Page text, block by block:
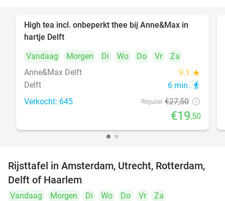
29%
High tea incl. onbeperkt thee bij Anne&Max in
hartje Delft
Vandaag
Morgen Di Wo Do Vr
Za
Anne&Max Delft
9.1 star
Delft 6 min. directions_walk
Verkocht: 645 Regulier €27,50
€19,50
19%
Rijsttafel in Amsterdam, Utrecht, Rotterdam,
Delft of Haarlem
Vandaag Morgen Di Wo Do Vr
Za